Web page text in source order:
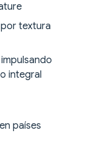
textura
integral
países